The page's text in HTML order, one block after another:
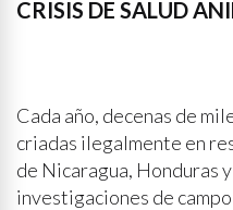
CRISIS DE SALUD
Cada año, decenas de
criadas ilegalmente en
de Nicaragua, Honduras
investigaciones de